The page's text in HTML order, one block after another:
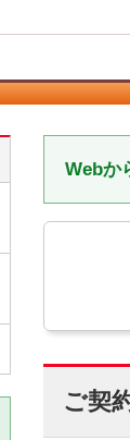
Webか
ご契